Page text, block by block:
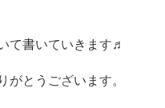
て書いていきます♬
がとうございます。